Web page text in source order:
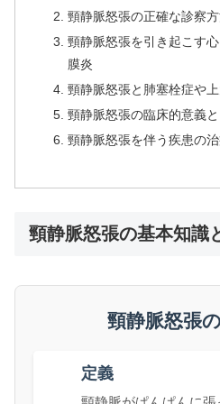
頸静脈怒張の正確な診察
頸静脈怒張を引き起こす
膜炎
頸静脈怒張と肺塞栓症や
頸静脈怒張の臨床的意義
頸静脈怒張を伴う疾患の
頸静脈怒張の基本知識
頸静脈怒張
定義